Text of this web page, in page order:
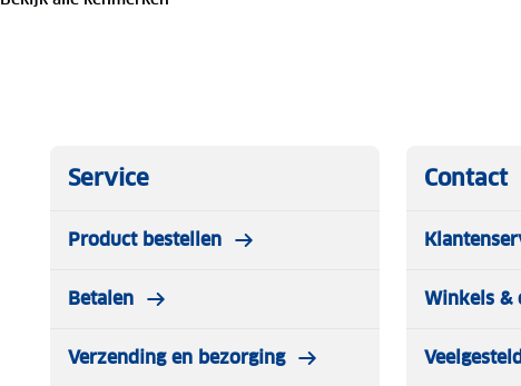
Service
Product bestellen
Betalen
Verzending en bezorging
Contact
Winkels &